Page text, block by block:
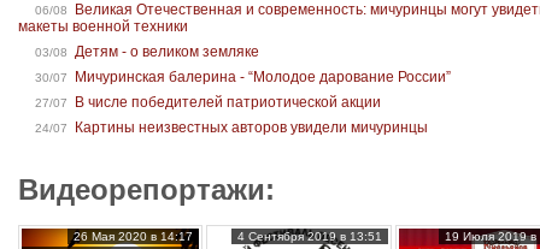
06/08
Великая Отечественная и современность: мичуринцы могут
макеты военной техники
03/08 Детям - о великом земляке
30/07 Мичуринская балерина - “Молодое дарование России”
27/07 В числе победителей патриотической акции
24/07 Картины неизвестных авторов увидели мичуринцы
Видеорепортажи:
26 Мая 2020 в 14:17 4 Сентября 2019 в 13:51 19 Июля 2019 в